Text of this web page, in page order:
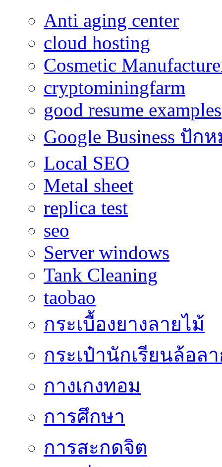
Anti aging center
cloud hosting
Cosmetic
cryptominingfarm
good resume examples
Google Business ปัก
Local SEO
Metal sheet
replica test
seo
Server windows
Tank Cleaning
taobao
กระเบื้องยางลายไม้
กระเป๋านักเรียนล้อล
กางเกงทอม
การศึกษา
การสะกดจิต